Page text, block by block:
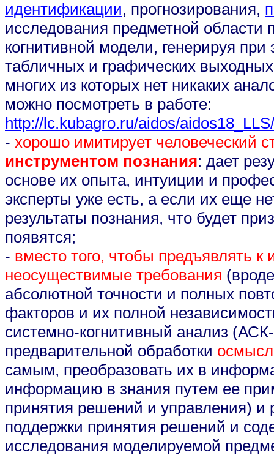
идентификации, прогнозирования,
исследования предметной области
когнитивной модели, генерируя
табличных и графических
многих из которых нет никаких
можно посмотреть в работе:
http://lc.kubagro.ru/aidos/
- хорошо имитирует человеческий
инструментом познания: дает
основе их опыта, интуиции и
эксперты уже есть, а если их еще
результаты познания, что будет
появятся;
- вместо того, чтобы предъявлять
неосуществимые требования
абсолютной точности и полных
факторов и их полной
системно-когнитивный анализ
предварительной обработки
самым, преобразовать их в
информацию в знания путем ее
принятия решений и управления)
поддержки принятия решений и
исследования моделируемой